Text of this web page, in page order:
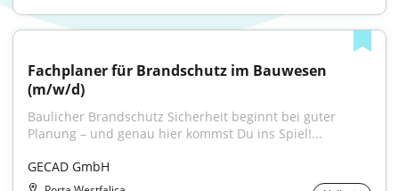
Fachplaner für Brandschutz im Bauwesen
(m/w/d)
Baulicher Brandschutz Sicherheit beginnt bei guter
Planung – und genau hier kommst Du ins Spiel!...
GECAD GmbH